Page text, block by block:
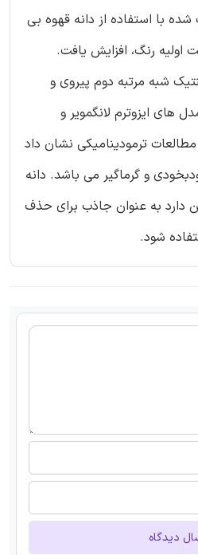
با استفاده از دانه قهوه بی
اولیه رنگ، افزایش یافت.
شبه مرتبه دوم پیروی و
های ایزوترم لانگمویر و
ترمودینامیکی نشان داد
و گرماگیر می باشد. دانه
دارد به عنوان جاذب برای حذف
شود.
دیدگاه